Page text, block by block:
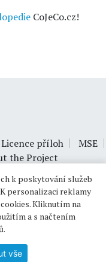
CoJeCo.cz!
Licence příloh
MSE
the Project
k poskytování služeb
personalizaci reklamy
Kliknutím na
a s načtením
vše